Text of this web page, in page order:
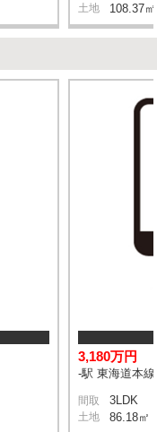
土地 108.37㎡
3,180万円
-駅 東海道本
間取 3LDK
土地 86.18㎡